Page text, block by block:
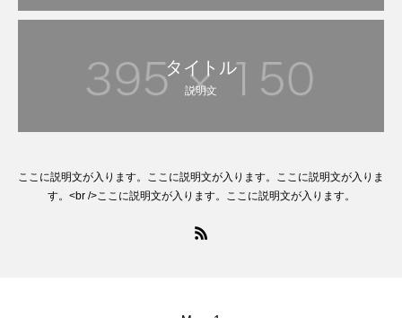
タイトル
説明文
ここに説明文が入ります。ここに説明文が入ります。ここに説明文が入りま
す。<br />ここに説明文が入ります。ここに説明文が入ります。